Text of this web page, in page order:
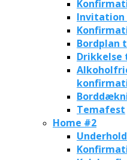
Bordplan
Temafest
Home #2